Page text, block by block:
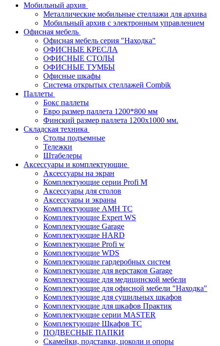
Мобильный архив
Металлические мобильные стеллажи для архива
Мобильный архив с электронным управлением
Офисная мебель
Офисная мебель серия "Находка"
ОФИСНЫЕ КРЕСЛА
ОФИСНЫЕ СТОЛЫ
ОФИСНЫЕ ТУМБЫ
Офисные шкафы
Система открытых стеллажей Combik
Паллеты
Бокс паллеты
Евро размер паллета 1200*800 мм
Финский размер паллета 1200х1000 мм.
Складская техника
Столы подъемные
Тележки
Штабелеры
Аксессуары и комплектующие
Аксессуары на экран
Комплектующие серии Profi M
Аксессуары для столов
Аксессуары и экраны
Комплектующие AMH TC
Комплектующие Expert WS
Комплектующие Garage
Комплектующие HARD
Комплектующие Profi w
Комплектующие WDS
Комплектующие гардеробных систем
Комплектующие для верстаков Garage
Комплектующие для медицинской мебели
Комплектующие для офисной мебели "Находка"
Комплектующие для сушильных шкафов
Комплектующие для шкафов Практик
Комплектующие серии MASTER
Комплектующие Шкафов ТС
ПОДВЕСНЫЕ ПАПКИ
Скамейки, подставки, цоколи и опоры